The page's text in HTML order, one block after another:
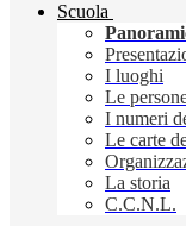
Scuola
I luoghi
Le
I numeri
Le carte
La storia
C.C.N.L.